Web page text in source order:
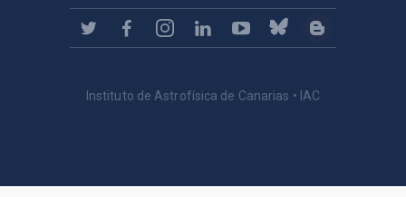
Instituto de Astrofísica de Canarias • IAC